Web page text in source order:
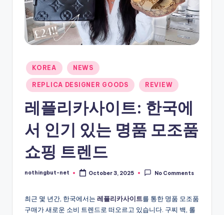
B
Posted
in
KOREA NEWS
REPLICA DESIGNER GOODS REVIEW
레플리카사이트: 한국에
서 인기 있는 명품 모조품
쇼핑 트렌드
Posted
nothingbut-net October 3, 2025 No Comments
최근 몇 년간, 한국에서는 레플리카사이트를 통한 명품 모조품
구매가 새로운 소비 트렌드로 떠오르고 있습니다. 구찌 백, 롤